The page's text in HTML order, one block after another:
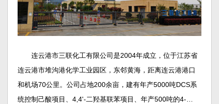
连云港市三联化工有限公司是2004年成立，位于江苏省
连云港市堆沟港化学工业园区，东邻黄海，距离连云港港口
和机场70公里。公司占地200余亩，建有年产5000吨DCS系
统控制己酸项目、4,4'-二羟基联苯项目、年产500吨的4-羟基